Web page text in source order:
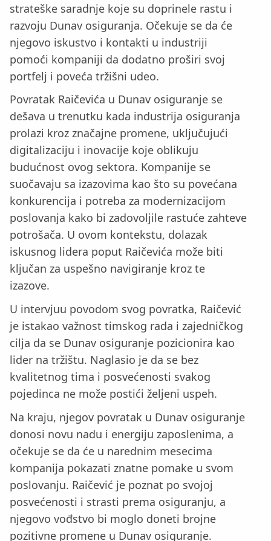
strateške saradnje koje su doprinele rastu i
razvoju Dunav osiguranja. Očekuje se da će
njegovo iskustvo i kontakti u industriji
pomoći kompaniji da dodatno proširi svoj
portfelj i poveća tržišni udeo.
Povratak Raičevića u Dunav osiguranje se
dešava u trenutku kada industrija osiguranja
prolazi kroz značajne promene, uključujući
digitalizaciju i inovacije koje oblikuju
budućnost ovog sektora. Kompanije se
suočavaju sa izazovima kao što su povećana
konkurencija i potreba za modernizacijom
poslovanja kako bi zadovoljile rastuće zahteve
potrošača. U ovom kontekstu, dolazak
iskusnog lidera poput Raičevića može biti
ključan za uspešno navigiranje kroz te
izazove.
U intervjuu povodom svog povratka, Raičević
je istakao važnost timskog rada i zajedničkog
cilja da se Dunav osiguranje pozicionira kao
lider na tržištu. Naglasio je da se bez
kvalitetnog tima i posvećenosti svakog
pojedinca ne može postići željeni uspeh.
Na kraju, njegov povratak u Dunav osiguranje
donosi novu nadu i energiju zaposlenima, a
očekuje se da će u narednim mesecima
kompanija pokazati znatne pomake u svom
poslovanju. Raičević je poznat po svojoj
posvećenosti i strasti prema osiguranju, a
njegovo vođstvo bi moglo doneti brojne
pozitivne promene u Dunav osiguranje.